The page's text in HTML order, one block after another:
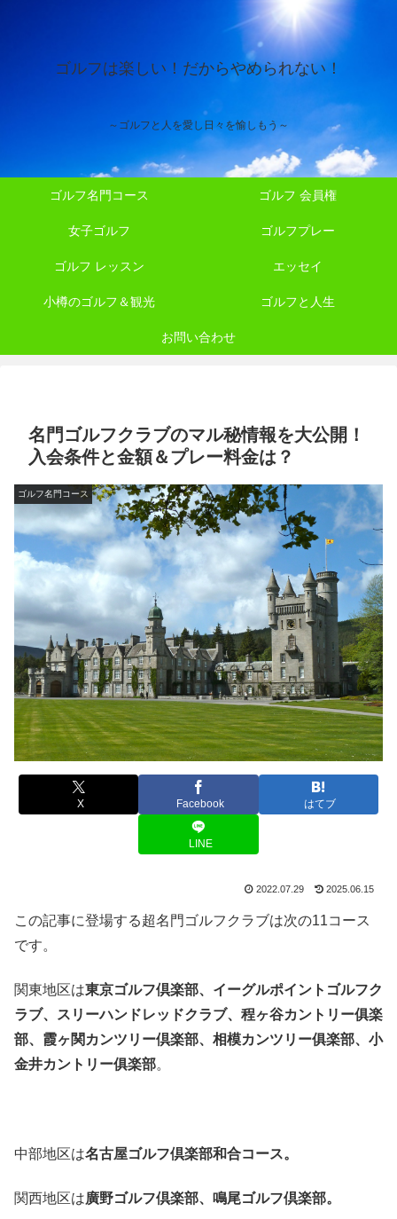
ゴルフは楽しい！だからやめられない！
～ゴルフと人を愛し日々を愉しもう～
ゴルフ名門コース ゴルフ 会員権
女子ゴルフ ゴルフプレー
ゴルフ レッスン エッセイ
小樽のゴルフ＆観光 ゴルフと人生
お問い合わせ
名門ゴルフクラブのマル秘情報を大公開！
入会条件と金額＆プレー料金は？
ゴルフ名門コース
X Facebook はてブ
LINE
2022.07.29 2025.06.15
この記事に登場する超名門ゴルフクラブは次の11コース
です。
関東地区は東京ゴルフ倶楽部、イーグルポイントゴルフク
ラブ、スリーハンドレッドクラブ、程ヶ谷カントリー俱楽
部、霞ヶ関カンツリー倶楽部、相模カンツリー俱楽部、小
金井カントリー俱楽部。
中部地区は名古屋ゴルフ倶楽部和合コース。
関西地区は廣野ゴルフ倶楽部、鳴尾ゴルフ倶楽部。